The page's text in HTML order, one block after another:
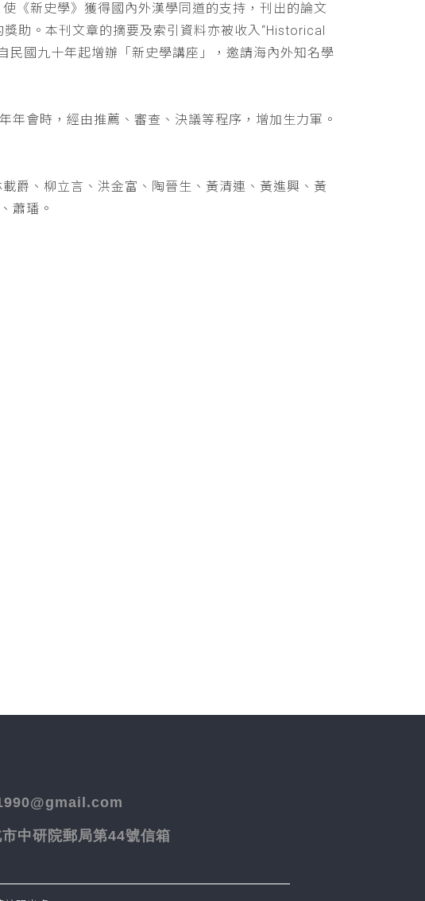
《新史學》獲得國內外漢學同道的支持，刊出的論文
助。本刊文章的摘要及索引資料亦被收入“Historical
民國九十年起增辦「新史學講座」，邀請海內外知名學
年會時，經由推薦、審查、決議等程序，增加生力軍。
爵、柳立言、洪金富、陶晉生、黃清連、黃進興、黃
蕭璠。
中研院郵局第44號信箱